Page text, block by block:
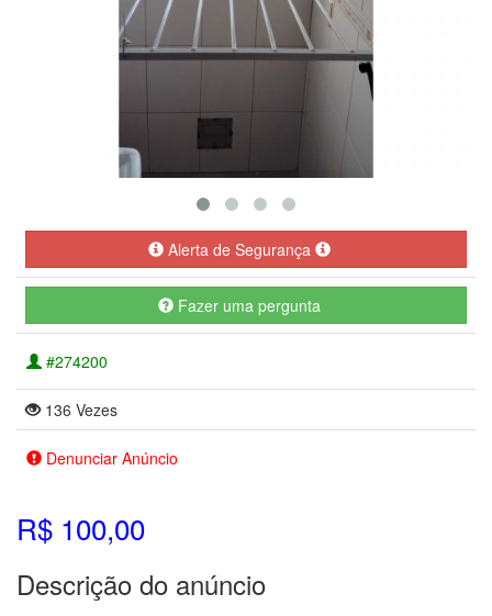
Alerta de Segurança
Fazer uma pergunta
#274200
136 Vezes
Denunciar Anúncio
R$ 100,00
Descrição do anúncio